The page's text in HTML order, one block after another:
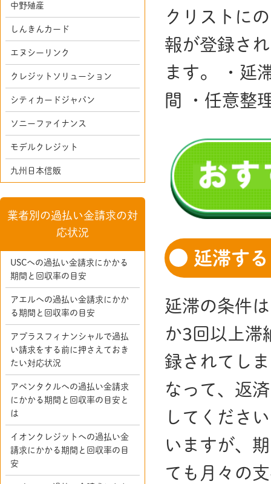
クリストに
報が登録さ
ます。 ・延
間 ・任意整
延滞す
延滞の条件
か3回以上滞
録されてし
なって、返
してくださ
いますが、
ても月々の
中野殖産
しんきんカード
エヌシーリンク
クレジットソリューション
シティカードジャパン
ソニーファイナンス
モデルクレジット
九州日本信販
業者別の過払い金請求の対
応状況
USCへの過払い金請求にかかる
期間と回収率の目安
アエルへの過払い金請求にかか
る期間と回収率の目安
アプラスフィナンシャルで過払
い請求をする前に押さえておき
たい対応状況
アペンタクルへの過払い金請求
にかかる期間と回収率の目安と
は
イオンクレジットへの過払い金
請求にかかる期間と回収率の目
安